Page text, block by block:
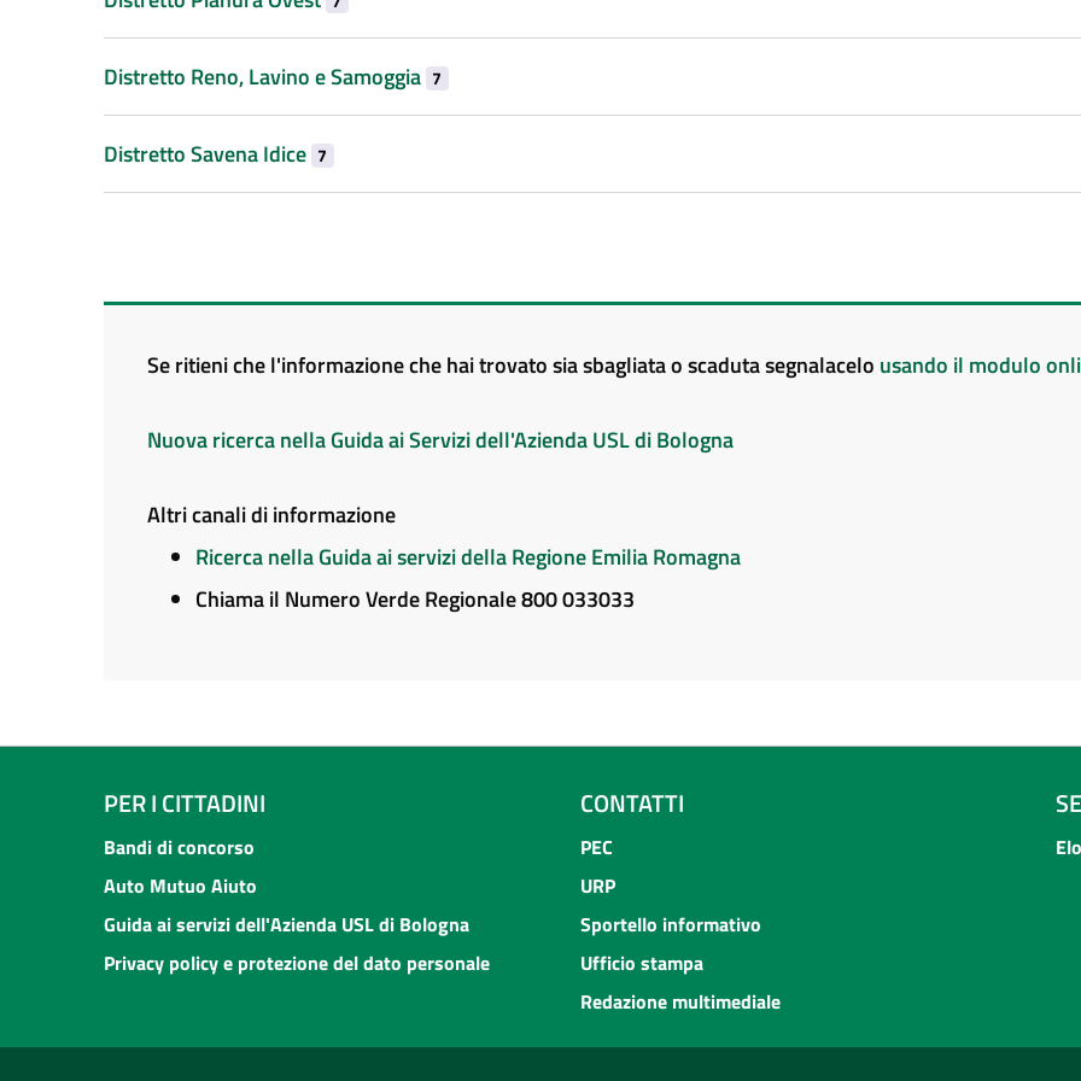
Distretto Reno, Lavino e Samoggia 7
Distretto Savena Idice 7
Se ritieni che l'informazione che hai trovato sia sbagliata o scaduta segnalacelo usando il modulo
Nuova ricerca nella Guida ai Servizi dell'Azienda USL di Bologna
Altri canali di informazione
Ricerca nella Guida ai servizi della Regione Emilia Romagna
Chiama il Numero Verde Regionale 800 033033
PER I CITTADINI
Bandi di concorso
Auto Mutuo Aiuto
Guida ai servizi dell'Azienda USL di Bologna
Privacy policy e protezione del dato personale
CONTATTI
PEC
URP
Sportello informativo
Ufficio stampa
Redazione multimediale